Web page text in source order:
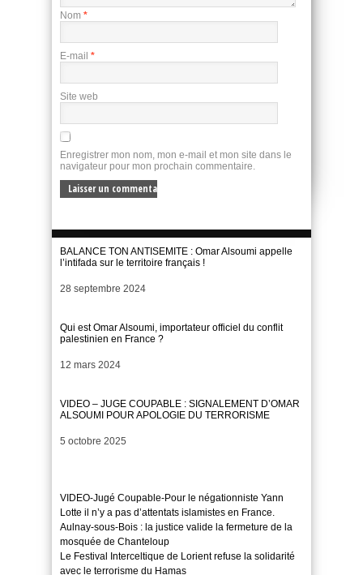
Nom *
E-mail *
Site web
Enregistrer mon nom, mon e-mail et mon site dans le
navigateur pour mon prochain commentaire.
BALANCE TON ANTISEMITE : Omar Alsoumi appelle
l’intifada sur le territoire français !
Date
28 septembre 2024
Qui est Omar Alsoumi, importateur officiel du conflit
palestinien en France ?
Date
12 mars 2024
VIDEO – JUGE COUPABLE : SIGNALEMENT D’OMAR
ALSOUMI POUR APOLOGIE DU TERRORISME
Date
5 octobre 2025
VIDEO-Jugé Coupable-Pour le négationniste Yann
Lotte il n’y a pas d’attentats islamistes en France.
Aulnay-sous-Bois : la justice valide la fermeture de la
mosquée de Chanteloup
Le Festival Interceltique de Lorient refuse la solidarité
avec le terrorisme du Hamas